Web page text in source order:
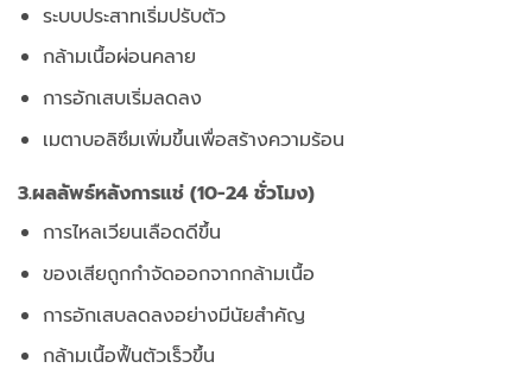
ระบบประสาทเริ่มปรับตัว
กล้ามเนื้อผ่อนคลาย
การอักเสบเริ่มลดลง
เมตาบอลิซึมเพิ่มขึ้นเพื่อสร้างความร้อน
3.ผลลัพธ์หลังการแช่ (10-24 ชั่วโมง)
การไหลเวียนเลือดดีขึ้น
ของเสียถูกกำจัดออกจากกล้ามเนื้อ
การอักเสบลดลงอย่างมีนัยสำคัญ
กล้ามเนื้อฟื้นตัวเร็วขึ้น